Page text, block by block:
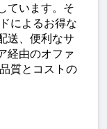
ています。そ
によるお得な
送、便利なサ
経由のオファ
質とコストの